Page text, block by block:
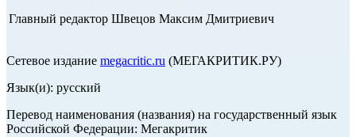
Главный редактор Швецов Максим Дмитриевич
Сетевое издание megacritic.ru (МЕГАКРИТИК.РУ)
Язык(и): русский
Перевод наименования (названия) на государственный язык
Российской Федерации: Мегакритик